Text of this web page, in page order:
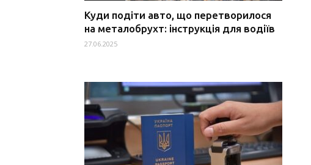
Куди подіти авто, що перетворилося
на металобрухт: інструкція для водіїв
27.06.2025